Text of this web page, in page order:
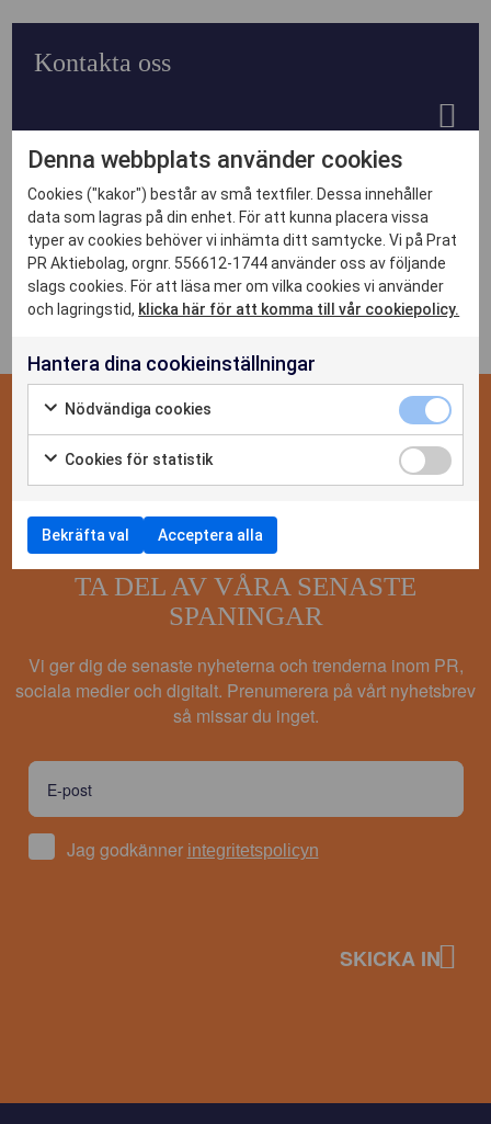
DET HÄR KAN VI
CASE
NYHETER
OM OSS
KONTAKTA OSS
Kontakta oss
Se alla case
TA DEL AV VÅRA SENASTE
SPANINGAR
Vi ger dig de senaste nyheterna och trenderna inom PR,
sociala medier och digitalt. Prenumerera på vårt nyhetsbrev
så missar du inget.
Jag godkänner integritetspolicyn
Denna webbplats använder cookies
Cookies ("kakor") består av små textfiler. Dessa innehåller
data som lagras på din enhet. För att kunna placera vissa
typer av cookies behöver vi inhämta ditt samtycke. Vi på Prat
PR Aktiebolag, orgnr. 556612-1744 använder oss av följande
slags cookies. För att läsa mer om vilka cookies vi använder
och lagringstid, klicka här för att komma till vår cookiepolicy.
Hantera dina cookieinställningar
Nödvändiga cookies
Cookies för statistik
Bekräfta val Acceptera alla